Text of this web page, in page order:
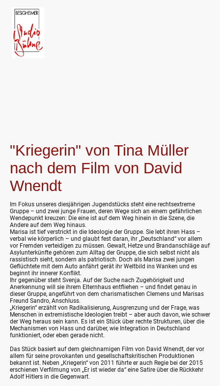
"Kriegerin" von Tina Müller
nach dem Film von David
Wnendt
Im Fokus unseres diesjährigen Jugendstücks steht eine rechtsextreme
Gruppe – und zwei junge Frauen, deren Wege sich an einem gefährlichen
Wendepunkt kreuzen: Die eine ist auf dem Weg hinein in die Szene, die
Andere auf dem Weg hinaus.
Marisa ist tief verstrickt in die Ideologie der Gruppe. Sie lebt ihren Hass –
verbal wie körperlich – und glaubt fest daran, ihr „Deutschland“ vor allem
vor Fremden verteidigen zu müssen. Gewalt, Hetze und Brandanschläge auf
Asylunterkünfte gehören zum Alltag der Gruppe, die sich selbst nicht als
rassistisch sieht, sondern als patriotisch. Doch als Marisa zwei jungen
Geflüchtete mit dem Auto anfährt gerät ihr Weltbild ins Wanken und es
beginnt ihr innerer Konflikt.
Ihr gegenüber steht Svenja. Auf der Suche nach Zugehörigkeit und
Anerkennung will sie ihrem Elternhaus entfliehen – und findet genau in
dieser Gruppe, angeführt von dem charismatischen Clemens und Marisas
Freund Sandro, Anschluss.
„Kriegerin“ erzählt von Radikalisierung, Ausgrenzung und der Frage, was
Menschen in extremistische Ideologien treibt – aber auch davon, wie schwer
der Weg heraus sein kann. Es ist ein Stück über rechte Strukturen, über die
Mechanismen von Hass und darüber, wie Integration in Deutschland
funktioniert, oder eben gerade nicht.
Das Stück basiert auf dem gleichnamigen Film von David Wnendt, der vor
allem für seine provokanten und gesellschaftskritischen Produktionen
bekannt ist. Neben „Kriegerin“ von 2011 führte er auch Regie bei der 2015
erschienen Verfilmung von „Er ist wieder da“ eine Satire über die Rückkehr
Adolf Hitlers in die Gegenwart.